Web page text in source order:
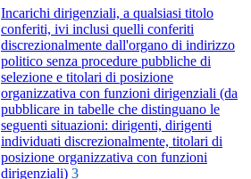
Incarichi dirigenziali, a qualsiasi titolo
conferiti, ivi inclusi quelli conferiti
discrezionalmente dall'organo di indirizzo
politico senza procedure pubbliche di
selezione e titolari di posizione
organizzativa con funzioni dirigenziali (da
pubblicare in tabelle che distinguano le
seguenti situazioni: dirigenti, dirigenti
individuati discrezionalmente, titolari di
posizione organizzativa con funzioni
dirigenziali) 3